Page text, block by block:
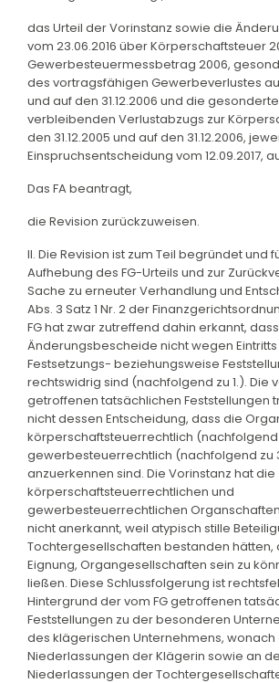
das Urteil der Vorinstanz sowie die
vom 23.06.2016 über Körperschaftsteuer
Gewerbesteuermessbetrag 2006,
des vortragsfähigen Gewerbeverlustes auf
und auf den 31.12.2006 und die
verbleibenden Verlustabzugs zur
den 31.12.2005 und auf den 31.12.2006,
Einspruchsentscheidung vom 12.09.2017,
Das FA beantragt,
die Revision zurückzuweisen.
II. Die Revision ist zum Teil begründet und
Aufhebung des FG-Urteils und zur
Sache zu erneuter Verhandlung und
Abs. 3 Satz 1 Nr. 2 der
FG hat zwar zutreffend dahin erkannt,
Änderungsbescheide nicht wegen
Festsetzungs- beziehungsweise
rechtswidrig sind (nachfolgend zu 1.). Die
getroffenen tatsächlichen Feststellungen
nicht dessen Entscheidung, dass die
körperschaftsteuerrechtlich (nachfolgend
gewerbesteuerrechtlich (nachfolgend zu
anzuerkennen sind. Die Vorinstanz hat
körperschaftsteuerrechtlichen und
gewerbesteuerrechtlichen
nicht anerkannt, weil atypisch stille
Tochtergesellschaften bestanden hätten,
Eignung, Organgesellschaften sein zu
ließen. Diese Schlussfolgerung ist
Hintergrund der vom FG getroffenen
Feststellungen zu der besonderen
des klägerischen Unternehmens,
Niederlassungen der Klägerin sowie an
Niederlassungen der